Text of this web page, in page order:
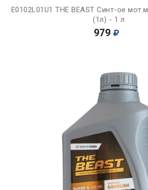
E0102L01U1 THE BEAST Синт-ое
(1л) - 1 л
979